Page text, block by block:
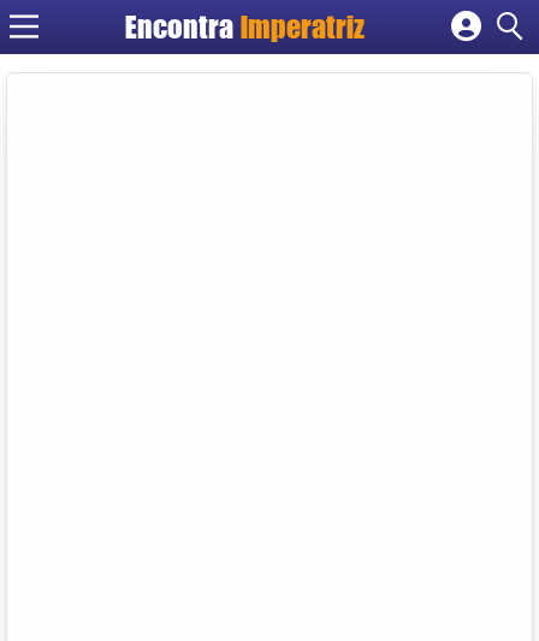
Encontra Imperatriz
Cadastrar empresa